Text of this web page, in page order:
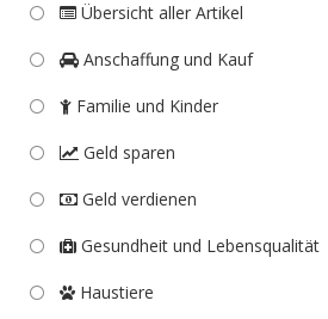
Übersicht aller Artikel
Anschaffung und Kauf
Familie und Kinder
Geld sparen
Geld verdienen
Gesundheit und Lebensqualität
Haustiere